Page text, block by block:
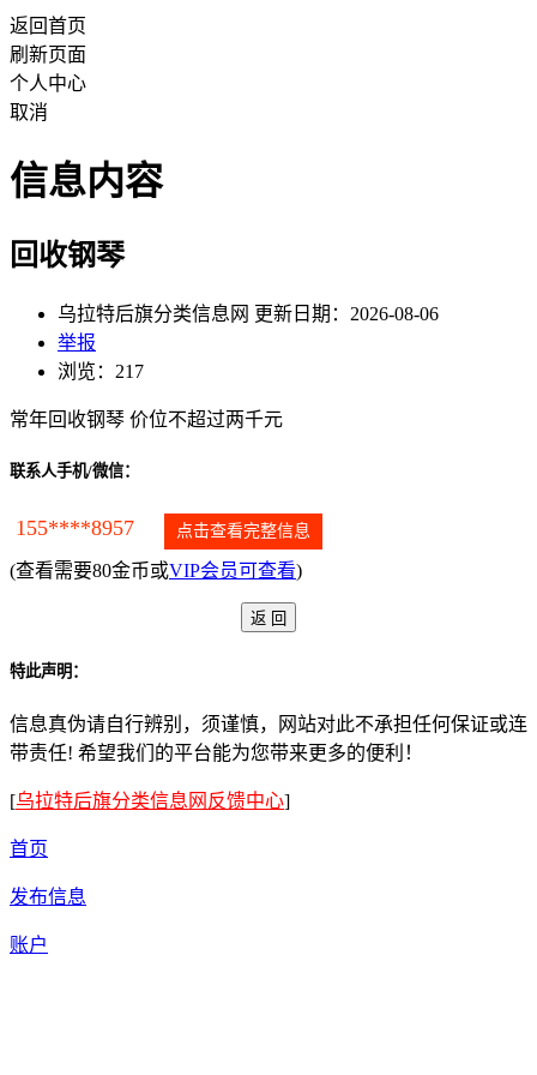
返回首页
刷新页面
个人中心
取消
信息内容
回收钢琴
乌拉特后旗分类信息网 更新日期：2026-08-06
举报
浏览：217
常年回收钢琴 价位不超过两千元
联系人手机/微信：
155****8957 点击查看完整信息
(查看需要80金币或VIP会员可查看)
特此声明：
信息真伪请自行辨别，须谨慎，网站对此不承担任何保证或连
带责任! 希望我们的平台能为您带来更多的便利！
[乌拉特后旗分类信息网反馈中心]
首页
发布信息
账户